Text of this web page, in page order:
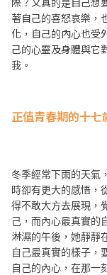
著自己的喜怒哀樂，
化，自己的內心也受
己的心靈及身體與它
我。
正值青春期的十
冬季經常下雨的天氣
時卻有更大的感悟，
得不敢大方去展現，
己，而內心最真實的
淋濕的午後，她靜靜
自己最真實的樣子，
自己的內心，在那